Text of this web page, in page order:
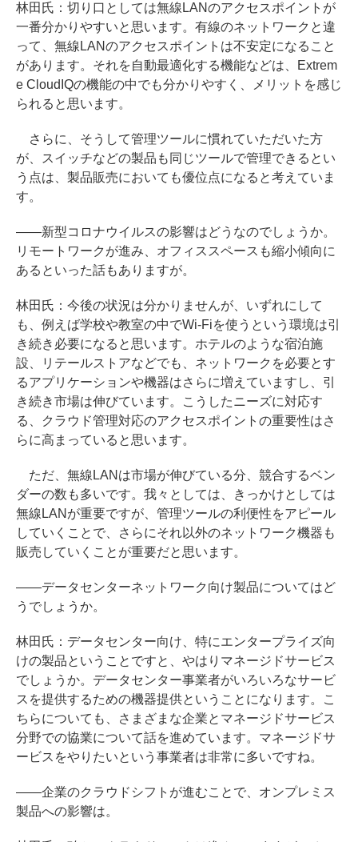
林田氏：切り口としては無線LANのアクセスポイントが
一番分かりやすいと思います。有線のネットワークと違
って、無線LANのアクセスポイントは不安定になること
があります。それを自動最適化する機能などは、Extrem
e CloudIQの機能の中でも分かりやすく、メリットを感じ
られると思います。
さらに、そうして管理ツールに慣れていただいた方
が、スイッチなどの製品も同じツールで管理できるとい
う点は、製品販売においても優位点になると考えていま
す。
――新型コロナウイルスの影響はどうなのでしょうか。
リモートワークが進み、オフィススペースも縮小傾向に
あるといった話もありますが。
林田氏：今後の状況は分かりませんが、いずれにして
も、例えば学校や教室の中でWi-Fiを使うという環境は引
き続き必要になると思います。ホテルのような宿泊施
設、リテールストアなどでも、ネットワークを必要とす
るアプリケーションや機器はさらに増えていますし、引
き続き市場は伸びています。こうしたニーズに対応す
る、クラウド管理対応のアクセスポイントの重要性はさ
らに高まっていると思います。
ただ、無線LANは市場が伸びている分、競合するベン
ダーの数も多いです。我々としては、きっかけとしては
無線LANが重要ですが、管理ツールの利便性をアピール
していくことで、さらにそれ以外のネットワーク機器も
販売していくことが重要だと思います。
――データセンターネットワーク向け製品についてはど
うでしょうか。
林田氏：データセンター向け、特にエンタープライズ向
けの製品ということですと、やはりマネージドサービス
でしょうか。データセンター事業者がいろいろなサービ
スを提供するための機器提供ということになります。こ
ちらについても、さまざまな企業とマネージドサービス
分野での協業について話を進めています。マネージドサ
ービスをやりたいという事業者は非常に多いですね。
――企業のクラウドシフトが進むことで、オンプレミス
製品への影響は。